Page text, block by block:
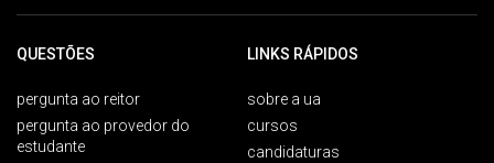
QUESTÕES
pergunta ao reitor
pergunta ao provedor do
estudante
LINKS RÁPIDOS
sobre a ua
cursos
candidaturas